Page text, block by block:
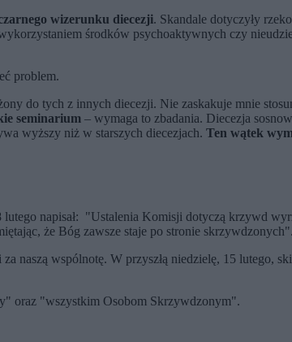
wizerunku diecezji. Skandale dotyczyły
środków psychoaktywnych czy
problem.
do tych z innych diecezji. Nie zaskakuje mnie
seminarium – wymaga to zbadania. Diecezja
wyższy niż w starszych diecezjach. Ten wątek
napisał: "Ustalenia Komisji dotyczą krzywd
że Bóg zawsze staje po stronie skrzywdzonych".
naszą wspólnotę. W przyszłą niedzielę, 15 lutego,
oraz "wszystkim Osobom Skrzywdzonym".